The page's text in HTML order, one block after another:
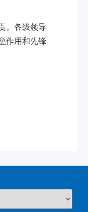
。各级领导
作用和先锋